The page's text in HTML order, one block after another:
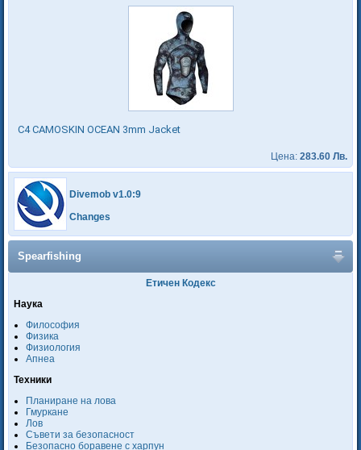
C4 CAMOSKIN OCEAN 3mm Jacket
Цена: 283.60 Лв.
Divemob v1.0:9
Changes
Spearfishing
Етичен Кодекс
Наука
Философия
Физика
Физиология
Апнеа
Техники
Планиране на лова
Гмуркане
Лов
Съвети за безопасност
Безопасно боравене с харпун